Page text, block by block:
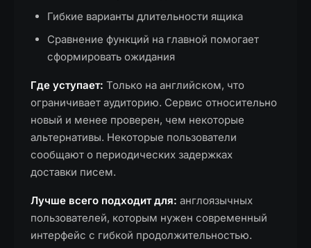
Гибкие варианты длительности ящика
Сравнение функций на главной помогает
сформировать ожидания
Где уступает: Только на английском, что
ограничивает аудиторию. Сервис относительно
новый и менее проверен, чем некоторые
альтернативы. Некоторые пользователи
сообщают о периодических задержках
доставки писем.
Лучше всего подходит для: англоязычных
пользователей, которым нужен современный
интерфейс с гибкой продолжительностью.